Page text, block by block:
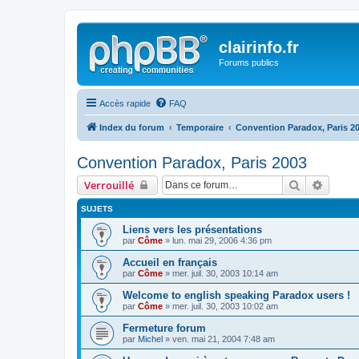
clairinfo.fr
Forums publics
Accès rapide FAQ
Index du forum Temporaire Convention Paradox, Paris
Convention Paradox, Paris 2003
Verrouillé Rechercher
SUJETS
Liens vers les présentations
par Côme » lun. mai 29, 2006 4:36 pm
Accueil en français
par Côme » mer. juil. 30, 2003 10:14 am
Welcome to english speaking Paradox users !
par Côme » mer. juil. 30, 2003 10:02 am
Fermeture forum
par Michel » ven. mai 21, 2004 7:48 am